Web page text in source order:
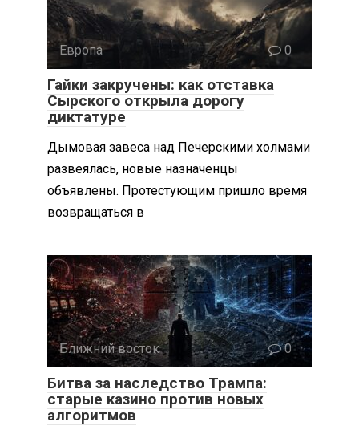
Европа 0
Гайки закручены: как отставка
Сырского открыла дорогу
диктатуре
Дымовая завеса над Печерскими холмами
развеялась, новые назначенцы
объявлены. Протестующим пришло время
возвращаться в
Ближний восток 0
Битва за наследство Трампа:
старые казино против новых
алгоритмов